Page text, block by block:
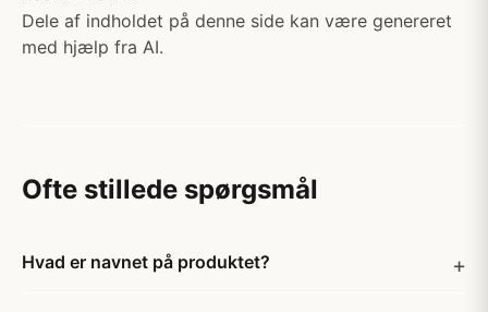
Dele af indholdet på denne side kan være genereret
med hjælp fra AI.
Ofte stillede spørgsmål
Hvad er navnet på produktet?